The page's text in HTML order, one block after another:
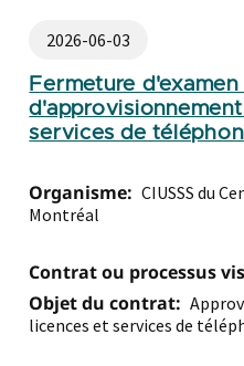
Fermeture
services de
2026-06-03
Organisme: CIUSSS du
Montréal
Contrat ou processus
Objet du contrat:
licences et services de